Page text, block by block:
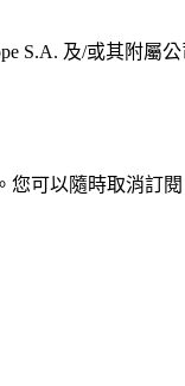
S.A. 及/或其附
您可以隨時取消訂